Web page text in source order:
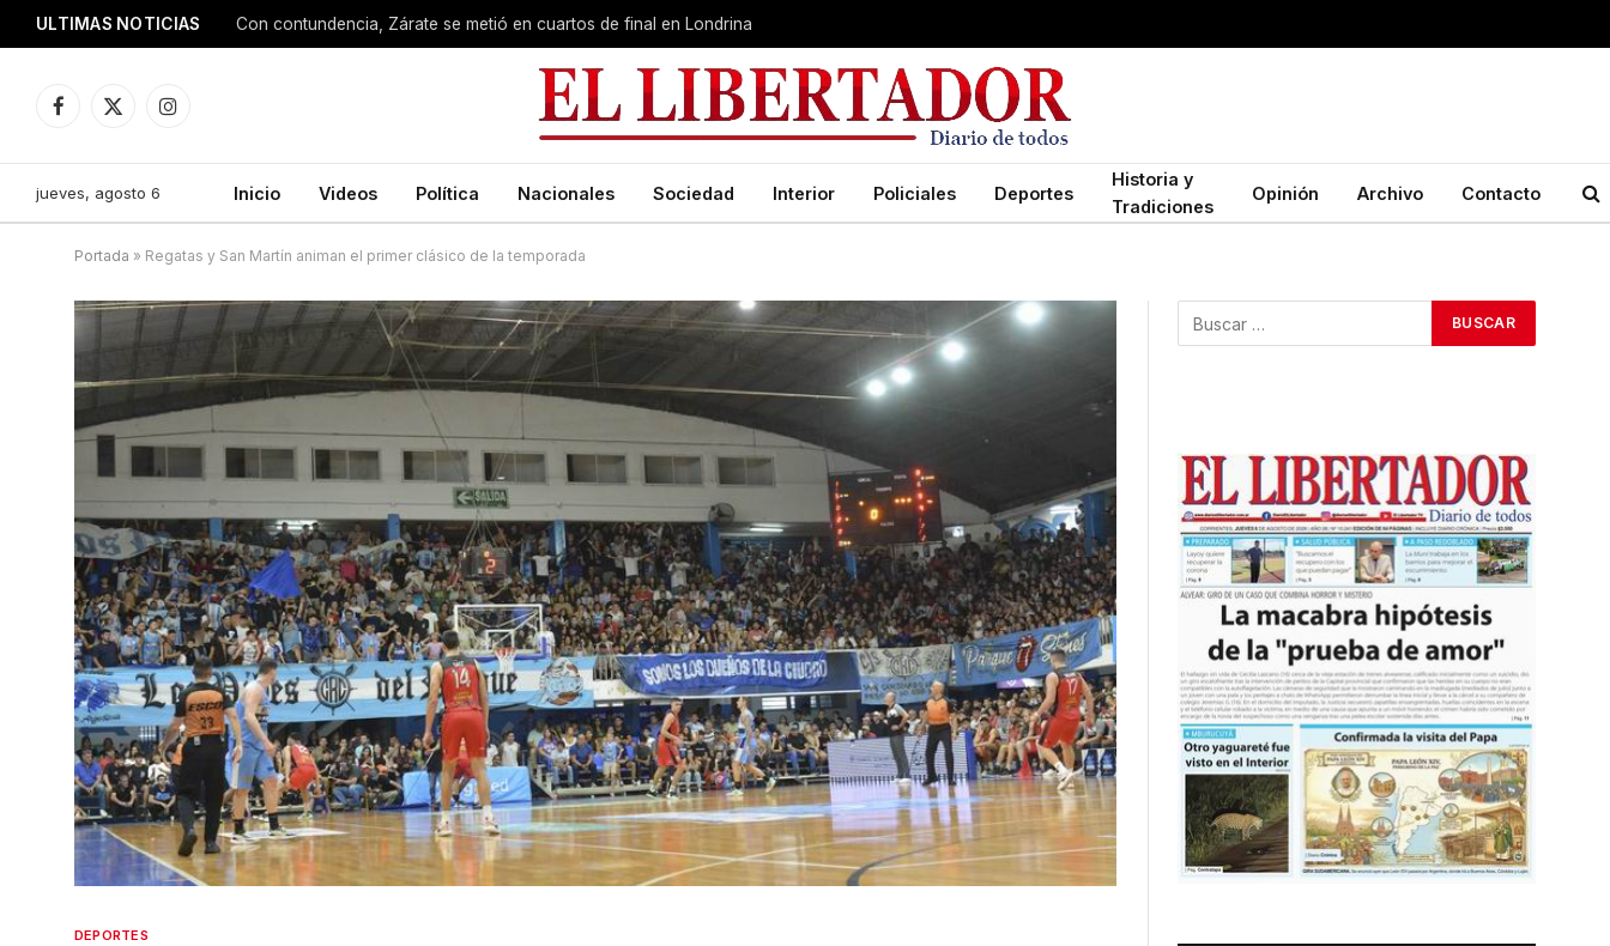
ULTIMAS NOTICIAS Con contundencia, Zárate se metió en cuartos de final en Londrina
Facebook
X
Instagram
jueves, agosto 6 Inicio Videos Política Nacionales Sociedad Interior Policiales Deportes
Historia y
Tradiciones
Opinión Archivo Contacto
Portada » Regatas y San Martín animan el primer clásico de la temporada
DEPORTES